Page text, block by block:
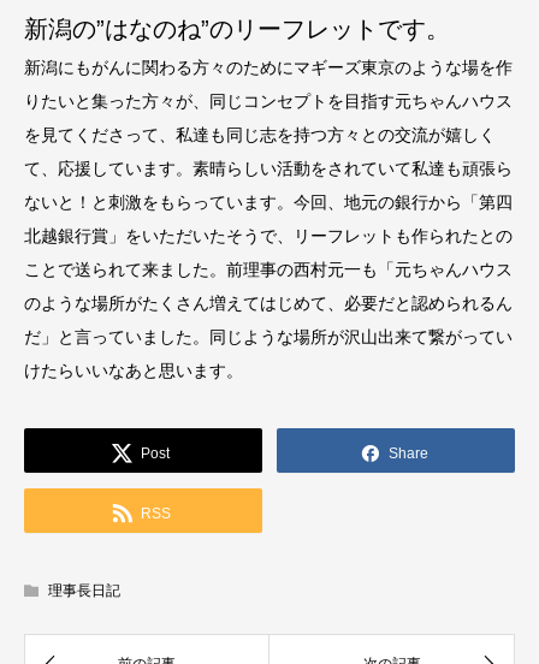
新潟の”はなのね”のリーフレットです。
新潟にもがんに関わる方々のためにマギーズ東京のような場を作
りたいと集った方々が、同じコンセプトを目指す元ちゃんハウス
を見てくださって、私達も同じ志を持つ方々との交流が嬉しく
て、応援しています。素晴らしい活動をされていて私達も頑張ら
ないと！と刺激をもらっています。今回、地元の銀行から「第四
北越銀行賞」をいただいたそうで、リーフレットも作られたとの
ことで送られて来ました。前理事の西村元一も「元ちゃんハウス
のような場所がたくさん増えてはじめて、必要だと認められるん
だ」と言っていました。同じような場所が沢山出来て繋がってい
けたらいいなあと思います。
Post Share
RSS
理事長日記